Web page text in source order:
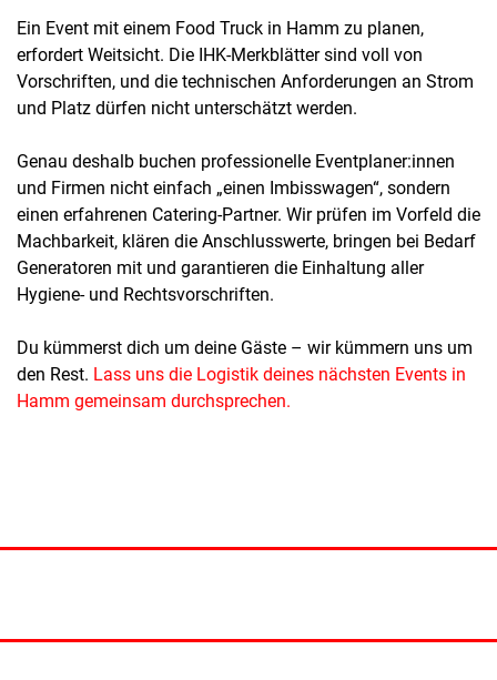
Ein Event mit einem Food Truck in Hamm zu planen,
erfordert Weitsicht. Die IHK-Merkblätter sind voll von
Vorschriften, und die technischen Anforderungen an Strom
und Platz dürfen nicht unterschätzt werden.
Genau deshalb buchen professionelle Eventplaner:innen
und Firmen nicht einfach „einen Imbisswagen“, sondern
einen erfahrenen Catering-Partner. Wir prüfen im Vorfeld die
Machbarkeit, klären die Anschlusswerte, bringen bei Bedarf
Generatoren mit und garantieren die Einhaltung aller
Hygiene- und Rechtsvorschriften.
Du kümmerst dich um deine Gäste – wir kümmern uns um
den Rest. Lass uns die Logistik deines nächsten Events in
Hamm gemeinsam durchsprechen.